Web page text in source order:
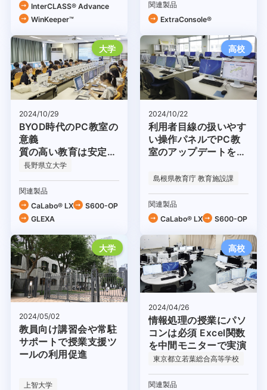
InterCLASS® Advance
WinKeeper™
関連製品
ExtraConsole®
大学
2024/10/29
BYOD時代のPC教室の
意義
質の高い教育は安定的
な環境から
長野県立大学
関連製品
CaLabo® LX
S600-OP
GLEXA
高校
2024/10/22
利用者目線の扱いやす
い操作パネルでPC教
室のアップデートを推
島根県教育庁 教育施設課
関連製品
CaLabo® LX
S600-OP
大学
2024/05/02
教員向け講習会や常駐
サポートで授業支援ツ
ールの利用促進
上智大学
高校
2024/04/26
情報処理の授業にパソ
コンは必須 Excel関数
を中間モニターで実演
東京都立若葉総合高等学校
関連製品